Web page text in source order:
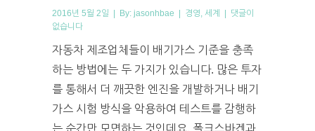
2016년 5월 2일 | By: jasonhbae | 경영 세계 | 댓글이
없습니다
자동차 제조업체들이 배기가스 기준을 충족
하는 방법에는 두 가지가 있습니다. 많은 투자
를 통해서 더 깨끗한 엔진을 개발하거나 배기
가스 시험 방식을 악용하여 테스트를 감행하
는 순간만 모면하는 것인데요. 폴크스바겐과